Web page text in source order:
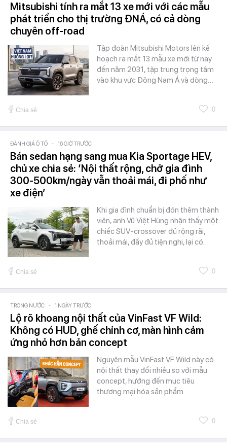
Mitsubishi tính ra mắt 13 xe mới với các mẫu
phát triển cho thị trường ĐNÁ, có cả dòng
chuyên off-road
Tập đoàn Mitsubishi Motors lên kế
hoạch ra mắt 13 mẫu xe mới từ nay
đến năm 2031, tập trung trọng tâm
vào khu vực Đông Nam Á và dòng…
Chia sẻ 0
ĐÁNH GIÁ Ô TÔ - 16 GIỜ TRƯỚC
Bán sedan hạng sang mua Kia Sportage HEV,
chủ xe chia sẻ: ‘Nội thất rộng, chở gia đình
300-500km/ngày vẫn thoải mái, đi phố như
xe điện’
Khi gia đình chuẩn bị đón thêm thành
viên, anh Vũ Việt Hùng nhận thấy một
chiếc SUV-crossover đủ rộng rãi,
thoải mái, đầy đủ tiện nghi, lại có…
Chia sẻ 0
TRONG NƯỚC - 1 NGÀY TRƯỚC
Lộ rõ khoang nội thất của VinFast VF Wild:
Không có HUD, ghế chỉnh cơ, màn hình cảm
ứng nhỏ hơn bản concept
Nguyên mẫu VinFast VF Wild này có
nội thất thay đổi nhiều so với mẫu
concept, hướng đến mục tiêu
thương mại hóa sản phẩm.
Chia sẻ 0